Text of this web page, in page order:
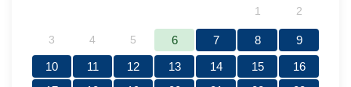
1 2
3 4 5 6 7 8
9
10
11 12 13 14 15
16